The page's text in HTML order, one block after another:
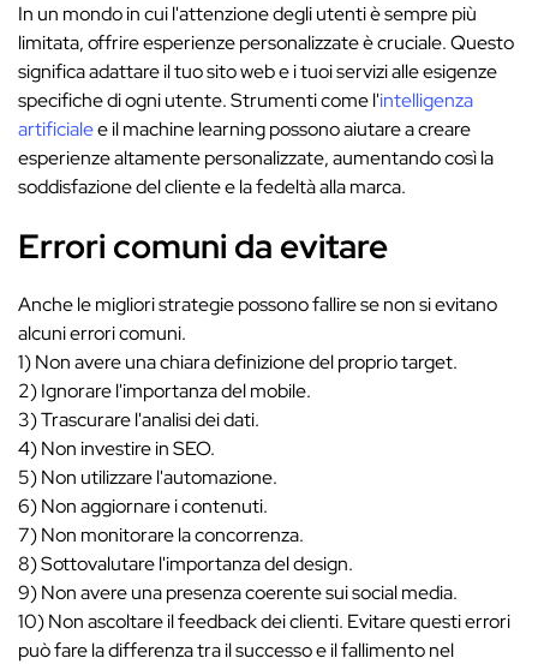
In un mondo in cui l'attenzione degli utenti è sempre più
limitata, offrire esperienze personalizzate è cruciale. Questo
significa adattare il tuo sito web e i tuoi servizi alle esigenze
specifiche di ogni utente. Strumenti come l'intelligenza
artificialee il machine learning possono aiutare a creare
esperienze altamente personalizzate, aumentando così la
soddisfazione del cliente e la fedeltà alla marca.
Errori comuni da evitare
Anche le migliori strategie possono fallire se non si evitano
alcuni errori comuni.
1) Non avere una chiara definizione del proprio target.
2) Ignorare l'importanza del mobile.
3) Trascurare l'analisi dei dati.
4) Non investire in SEO.
5) Non utilizzare l'automazione.
6) Non aggiornare i contenuti.
7) Non monitorare la concorrenza.
8) Sottovalutare l'importanza del design.
9) Non avere una presenza coerente sui social media.
10) Non ascoltare il feedback dei clienti. Evitare questi errori
può fare la differenza tra il successo e il fallimento nel